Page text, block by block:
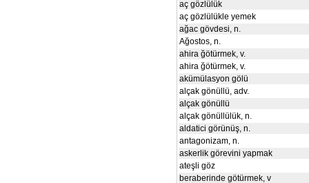
aç gözlülük
aç gözlülükle yemek
ağac gövdesi, n.
Ağostos, n.
ahira ğötürmek, v.
ahira ğötürmek, v.
akümülasyon gölü
alçak gönüllü, adv.
alçak gönüllü
alçak gönüllülük, n.
aldatici görünüş, n.
antagonizam, n.
askerlik görevini yapmak
ateşli göz
beraberinde götürmek, v